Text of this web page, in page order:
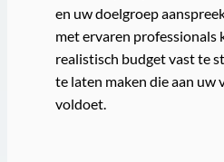
en uw doelgroep
met ervaren professionals
realistisch budget vast te
te laten maken die aan uw
voldoet.